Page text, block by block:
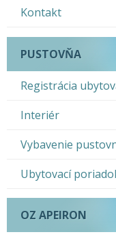
Kontakt
PUSTOVŇA
Registrácia
Interiér
Vybavenie
Ubytovací
OZ APEIRON